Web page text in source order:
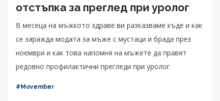
отстъпка за преглед при уролог
В месеца на мъжкото здраве ви разказваме къде и как
се заражда модата за мъже с мустаци и брада през
ноември и как това напомня на мъжете да правят
редовно профилактични прегледи при уролог
#Movember